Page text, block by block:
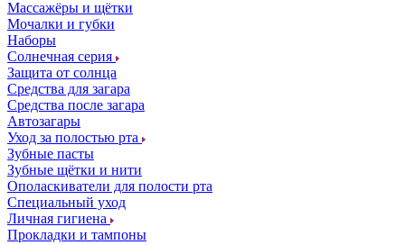
Массажёры и щётки
Мочалки и губки
Наборы
Солнечная серия
Защита от солнца
Средства для загара
Средства после загара
Автозагары
Уход за полостью рта
Зубные пасты
Зубные щётки и нити
Ополаскиватели для полости рта
Специальный уход
Личная гигиена
Прокладки и тампоны